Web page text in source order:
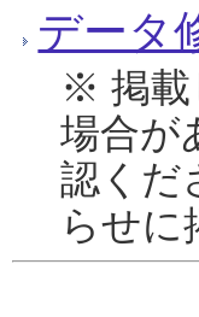
データ
※ 掲載
場合が
認くだ
らせに